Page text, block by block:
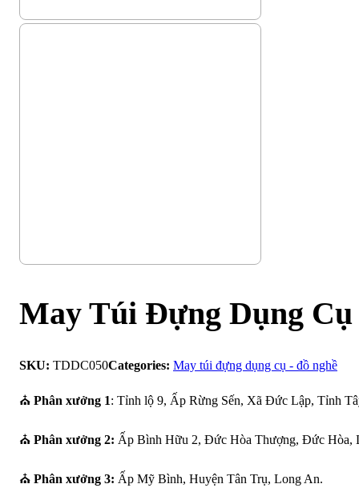
May Túi Đựng Dụng Cụ
SKU: TDDC050Categories: May túi đựng dụng cụ - đồ nghề
⛪ Phân xưởng 1: Tỉnh lộ 9, Ấp Rừng Sến, Xã Đức Lập, Tỉnh
⛪ Phân xưởng 2: Ấp Bình Hữu 2, Đức Hòa Thượng, Đức Hòa,
⛪ Phân xưởng 3: Ấp Mỹ Bình, Huyện Tân Trụ, Long An.